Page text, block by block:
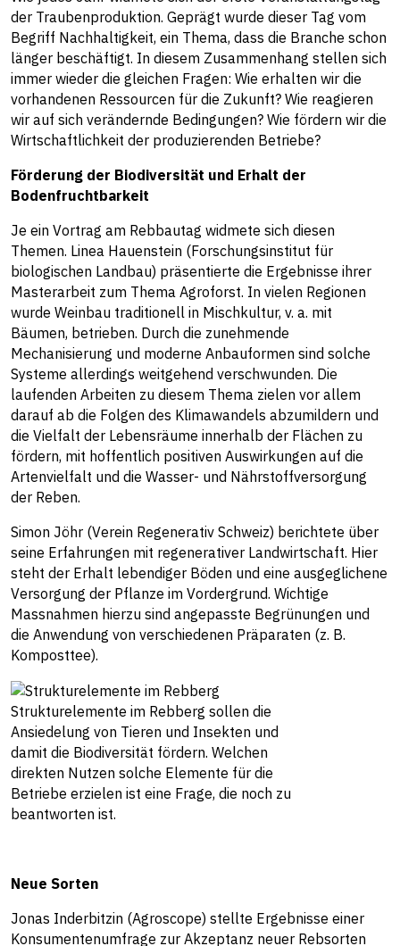
der Traubenproduktion. Geprägt wurde dieser Tag vom
Begriff Nachhaltigkeit, ein Thema, dass die Branche schon
länger beschäftigt. In diesem Zusammenhang stellen sich
immer wieder die gleichen Fragen: Wie erhalten wir die
vorhandenen Ressourcen für die Zukunft? Wie reagieren
wir auf sich verändernde Bedingungen? Wie fördern wir die
Wirtschaftlichkeit der produzierenden Betriebe?
Förderung der Biodiversität und Erhalt der
Bodenfruchtbarkeit
Je ein Vortrag am Rebbautag widmete sich diesen
Themen. Linea Hauenstein (Forschungsinstitut für
biologischen Landbau) präsentierte die Ergebnisse ihrer
Masterarbeit zum Thema Agroforst. In vielen Regionen
wurde Weinbau traditionell in Mischkultur, v. a. mit
Bäumen, betrieben. Durch die zunehmende
Mechanisierung und moderne Anbauformen sind solche
Systeme allerdings weitgehend verschwunden. Die
laufenden Arbeiten zu diesem Thema zielen vor allem
darauf ab die Folgen des Klimawandels abzumildern und
die Vielfalt der Lebensräume innerhalb der Flächen zu
fördern, mit hoffentlich positiven Auswirkungen auf die
Artenvielfalt und die Wasser- und Nährstoffversorgung
der Reben.
Simon Jöhr (Verein Regenerativ Schweiz) berichtete über
seine Erfahrungen mit regenerativer Landwirtschaft. Hier
steht der Erhalt lebendiger Böden und eine ausgeglichene
Versorgung der Pflanze im Vordergrund. Wichtige
Massnahmen hierzu sind angepasste Begrünungen und
die Anwendung von verschiedenen Präparaten (z. B.
Komposttee).
Strukturelemente im Rebberg sollen die
Ansiedelung von Tieren und Insekten und
damit die Biodiversität fördern. Welchen
direkten Nutzen solche Elemente für die
Betriebe erzielen ist eine Frage, die noch zu
beantworten ist.
Neue Sorten
Jonas Inderbitzin (Agroscope) stellte Ergebnisse einer
Konsumentenumfrage zur Akzeptanz neuer Rebsorten